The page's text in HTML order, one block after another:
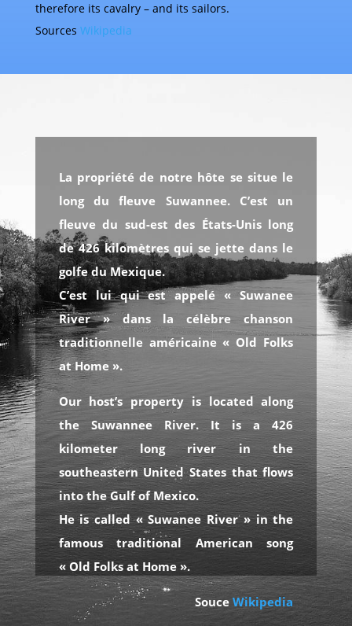
therefore its cavalry – and its sailors.
Sources Wikipedia
La propriété de notre hôte se situe le
long du fleuve Suwannee. C’est un
fleuve du sud-est des États-Unis long
de 426 kilomètres qui se jette dans le
golfe du Mexique.
C’est lui qui est appelé « Suwanee
River » dans la célèbre chanson
traditionnelle américaine « Old Folks
at Home ».
Our host’s property is located along
the Suwannee River. It is a 426
kilometer long river in the
southeastern United States that flows
into the Gulf of Mexico.
He is called « Suwanee River » in the
famous traditional American song
« Old Folks at Home ».
SouceWikipedia